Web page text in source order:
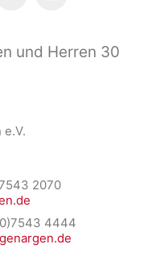
und Herren 30
2070
4444